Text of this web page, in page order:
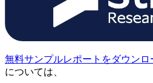
無料サンプルレポートをダウンロ
については、